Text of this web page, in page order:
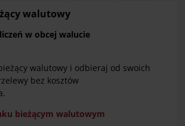
walutowy
w obcej walucie
walutowy i odbieraj od swoich
bez kosztów
bieżącym walutowym